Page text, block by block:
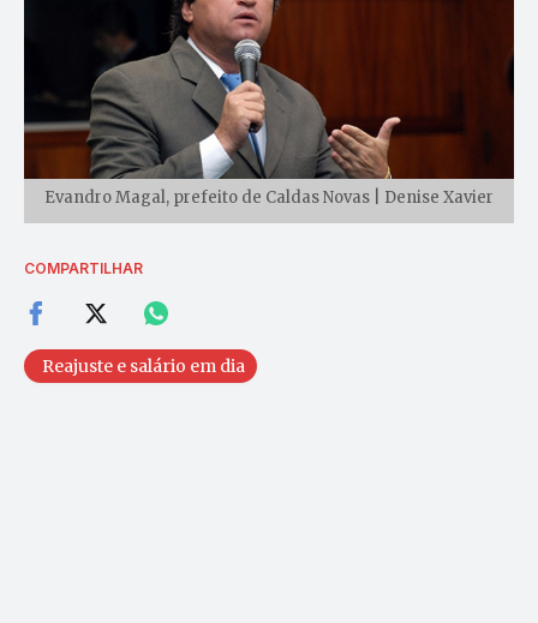
Evandro Magal, prefeito de Caldas Novas | Denise Xavier
COMPARTILHAR
Reajuste e salário em dia